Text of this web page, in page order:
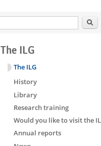
Search
The ILG
The ILG
History
Library
Research training
Would you like to visit the
Annual reports